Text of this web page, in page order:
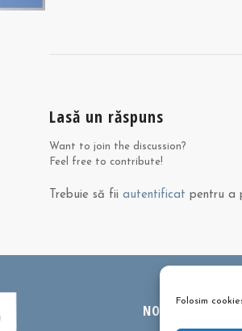
Folosim
Lasă un răspuns
Want to join the discussion?
Feel free to contribute!
Trebuie să fii autentificat pentru a
NOUTĂȚI ȘI